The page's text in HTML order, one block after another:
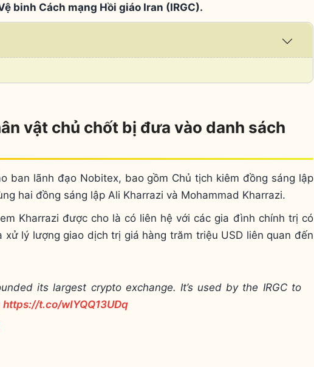
binh Cách mạng Hồi giáo Iran (IRGC).
/
vật chủ chốt bị đưa vào danh sách
ban lãnh đạo Nobitex, bao gồm Chủ tịch kiêm đồng sáng lập
hai đồng sáng lập Ali Kharrazi và Mohammad Kharrazi.
Kharrazi được cho là có liên hệ với các gia đình chính trị có
lý lượng giao dịch trị giá hàng trăm triệu USD liên quan đến
its largest crypto exchange. It’s used by the IRGC to
https://t.co/wIYQQ13UDq